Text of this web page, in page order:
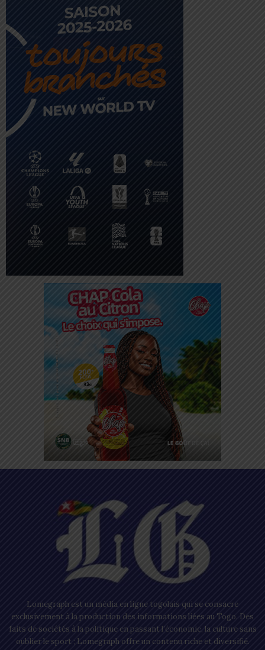
Lomegraph est un média en ligne togolais qui se consacre
exclusivement à la production des informations liées au Togo. Des
faits de sociétés à la politique en passant l’économie, la culture sans
oublier le sport ; Lomegraph offre un contenu riche et diversifié.